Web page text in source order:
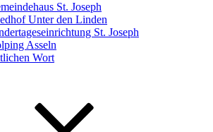
St. Joseph
Unter den Linden
St. Joseph
Asseln
Wort